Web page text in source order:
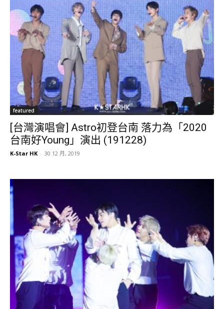
featured
[台灣演唱會] Astro初登台南 落力為「2020
台南好Young」演出 (191228)
K-Star HK - 30 12 月, 2019